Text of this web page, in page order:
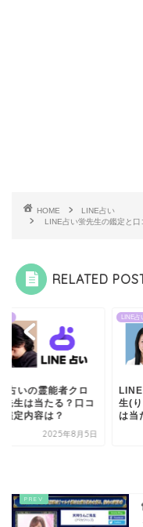
HOME
LINE占い
LINE占い蛍先生の鑑定と
RELATED
占いの霊能者クロ
先生は当たる？口コ
鑑定内容は？
2025年8月5日
LINE占
生(
は当